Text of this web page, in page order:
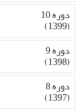
دوره 10
(1399)
دوره 9
(1398)
دوره 8
(1397)